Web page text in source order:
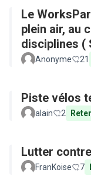
Le
plein air, au
disciplines (
Parkour)
Anonyme 21
Piste vélos
alain 2
Lutter
FranKoise 7